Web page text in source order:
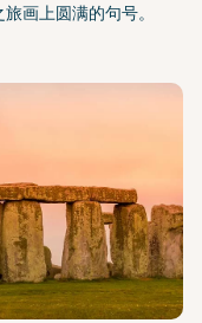
画上圆满的句号。